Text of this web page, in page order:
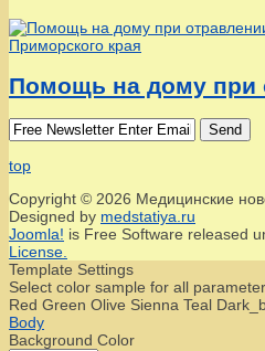
Помощь на дому при
Send
top
Copyright © 2026 Медицинские
Designed by medstatiya.ru
Joomla! is Free Software released
License.
Template Settings
Select color sample for all
Red Green Olive Sienna Teal
Body
Background Color